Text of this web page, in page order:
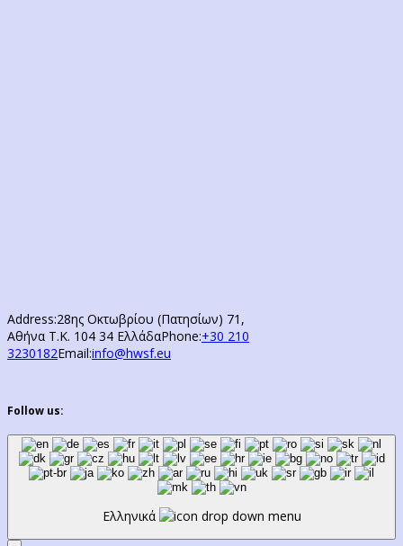
Address:28ης Οκτωβρίου (Πατησίων) 71,
Αθήνα Τ.Κ. 104 34 ΕλλάδαPhone:+30 210
3230182Email:info@hwsf.eu
Follow us:
Ελληνικά